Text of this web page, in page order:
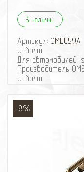
В наличии
Артикул: OMEU59A
U-болт
Для автомобилей
Производитель
U-болт
Для автомобилей
-8%